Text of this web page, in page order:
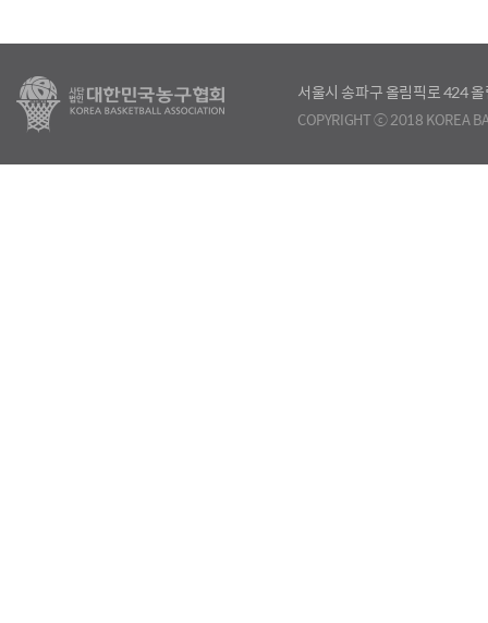
서울시 송파구 올림픽로 424
COPYRIGHT ⓒ 2018 KOREA